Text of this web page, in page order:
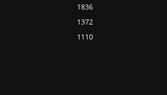
1836
1372
1110